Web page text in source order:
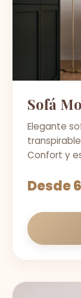
Sofá
Elegante
Confort y
Desde